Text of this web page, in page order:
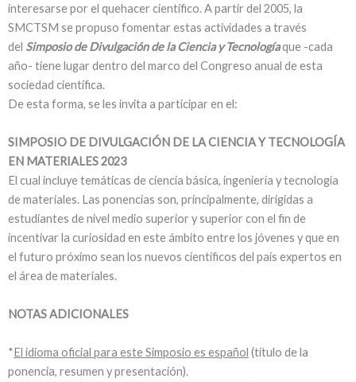
interesarse por el quehacer científico. A partir del 2005, la
SMCTSM se propuso fomentar estas actividades a través
del Simposio de Divulgación de la Ciencia y Tecnologíaque -cada
año- tiene lugar dentro del marco del Congreso anual de esta
sociedad científica.
De esta forma, se les invita a participar en el:
SIMPOSIO DE DIVULGACIÓN DE LA CIENCIA Y TECNOLOGÍA
EN MATERIALES 2023
El cual incluye temáticas de ciencia básica, ingeniería y tecnología
de materiales. Las ponencias son, principalmente, dirigidas a
estudiantes de nivel medio superior y superior con el fin de
incentivar la curiosidad en este ámbito entre los jóvenes y que en
el futuro próximo sean los nuevos científicos del país expertos en
el área de materiales.
NOTAS ADICIONALES
*El idioma oficial para este Simposio es español (título de la
ponencia, resumen y presentación).